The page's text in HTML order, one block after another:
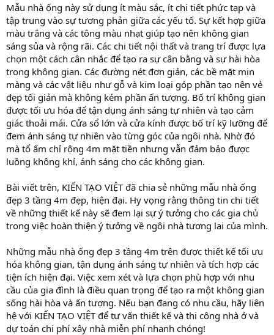
Mẫu nhà ống này sử dụng ít màu sắc, ít chi tiết phức tạp và
tập trung vào sự tương phản giữa các yếu tố. Sự kết hợp giữa
màu trắng và các tông màu nhạt giúp tạo nên không gian
sáng sủa và rộng rãi. Các chi tiết nội thất và trang trí được lựa
chọn một cách cân nhắc để tạo ra sự cân bằng và sự hài hòa
trong không gian. Các đường nét đơn giản, các bề mặt mịn
màng và các vật liệu như gỗ và kim loại góp phần tạo nên vẻ
đẹp tối giản mà không kém phần ấn tượng. Bố trí không gian
được tối ưu hóa để tận dụng ánh sáng tự nhiên và tạo cảm
giác thoải mái. Cửa sổ lớn và cửa kính được bố trí kỹ lưỡng để
đem ánh sáng tự nhiên vào từng góc của ngôi nhà. Nhờ đó
mà tổ ấm chỉ rộng 4m mặt tiền nhưng vẫn đảm bảo được
luồng không khí, ánh sáng cho các không gian.
Bài viết trên, KIẾN TẠO VIỆT đã chia sẻ những mẫu nhà ống
đẹp 3 tầng 4m đẹp, hiện đại. Hy vọng rằng thông tin chi tiết
về những thiết kế này sẽ đem lại sự ý tưởng cho các gia chủ
trong việc hoàn thiện ý tưởng về ngôi nhà tương lai của mình.
Những mẫu nhà ống đẹp 3 tầng 4m trên được thiết kế tối ưu
hóa không gian, tận dụng ánh sáng tự nhiên và tích hợp các
tiện ích hiện đại. Việc xem xét và lựa chọn phù hợp với nhu
cầu của gia đình là điều quan trọng để tạo ra một không gian
sống hài hòa và ấn tượng. Nếu bạn đang có nhu cầu, hãy liên
hệ với KIẾN TẠO VIỆT để tư vấn thiết kế và thi công nhà ở và
dự toán chi phí xây nhà miễn phí nhanh chóng!